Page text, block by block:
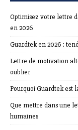
Optimisez votre lettre
en 2026
Guardtek en 2026 :
Lettre de motivation
oublier
Pourquoi Guardtek est
Que mettre dans une
humaines